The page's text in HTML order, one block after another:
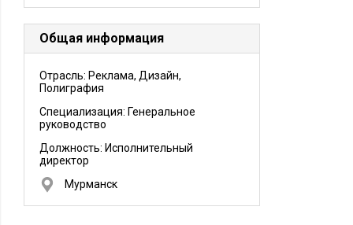
Общая информация
Отрасль: Реклама, Дизайн,
Полиграфия
Специализация: Генеральное
руководство
Должность: Исполнительный
директор
Мурманск